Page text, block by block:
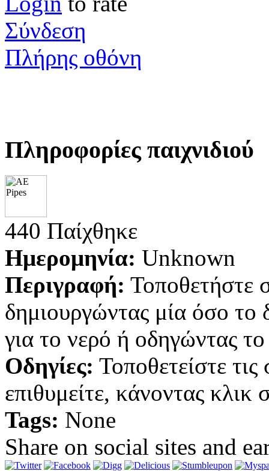
Σύνδεση
Πλήρης οθόνη
Πληροφορίες παιχνιδιού
440 Παίχθηκε
Ημερομηνία: Unknown
Περιγραφή: Τοποθετήστε
δημιουργώντας μία όσο το
για το νερό ή οδηγώντας
Οδηγίες: Τοποθετείστε
επιθυμείτε, κάνοντας κλικ
Tags: None
Share on social sites and